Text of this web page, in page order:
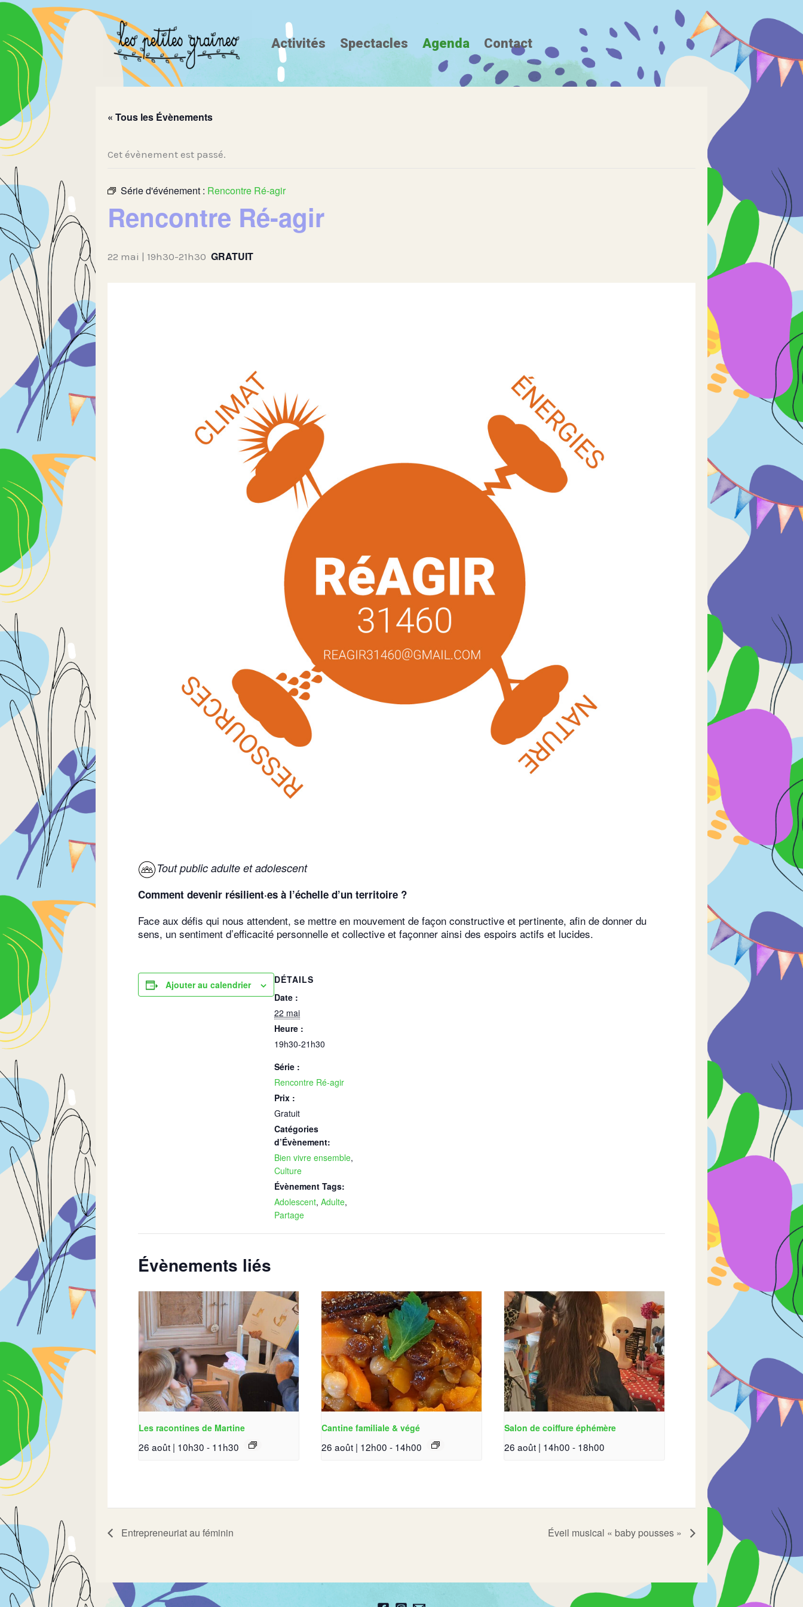
Aller
contenu
Activités Spectacles Agenda Contact
« Tous les Évènements
Cet évènement est passé.
Série d'événement : Rencontre Ré-agir
Rencontre Ré-agir
22 mai | 19h30-21h30 GRATUIT
Tout public adulte et adolescent
Comment devenir résilient·es à l’échelle d’un territoire ?
Face aux défis qui nous attendent, se mettre en mouvement de façon constructive et pertinente, afin de donner du
sens, un sentiment d’efficacité personnelle et collective et façonner ainsi des espoirs actifs et lucides.
Ajouter au calendrier
DÉTAILS
Date :
22 mai
Heure :
19h30-21h30
Série :
Rencontre Ré-agir
Prix :
Gratuit
Catégories
d’Évènement:
Bien vivre ensemble,
Culture
Évènement Tags:
Adolescent, Adulte,
Partage
Évènements liés
Les racontines de Martine
26 août | 10h30 - 11h30
Cantine familiale & végé
26 août | 12h00 - 14h00
Salon de coiffure éphémère
26 août | 14h00 - 18h00
Entrepreneuriat au féminin Éveil musical « baby pousses »